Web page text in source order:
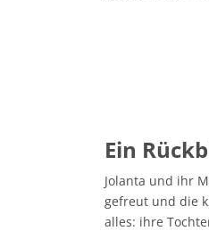
Ein
Jolanta und ihr
gefreut und die
alles: ihre